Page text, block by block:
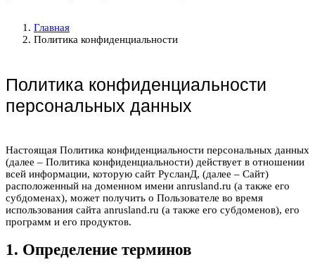
Главная
Политика конфиденциальности
Политика конфиденциальности
персональных данных
Настоящая Политика конфиденциальности персональных данных
(далее – Политика конфиденциальности) действует в отношении
всей информации, которую сайт РусланД, (далее – Сайт)
расположенный на доменном имени anrusland.ru (а также его
субдоменах), может получить о Пользователе во время
использования сайта anrusland.ru (а также его субдоменов), его
программ и его продуктов.
1. Определение терминов